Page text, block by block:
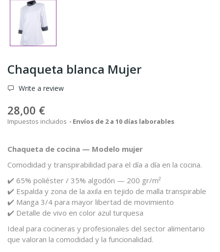
Chaqueta blanca Mujer
Write a review
28,00 €
Impuestos incluidos Envíos de 2 a 10 días laborables
Chaqueta de cocina — Modelo mujer
Comodidad y transpirabilidad para el día a día en la cocina.
✔️ 65% poliéster / 35% algodón — 200 gr/m²
✔️ Espalda y zona de la axila en tejido de malla transpirable
✔️ Manga 3/4 para mayor libertad de movimiento
✔️ Detalle de vivo en color azul turquesa
Ideal para cocineras y profesionales del sector alimentario
que valoran la comodidad y la funcionalidad.